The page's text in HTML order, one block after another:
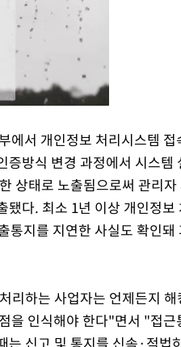
Mute
에서 개인정보 처리시스템 접
방식 변경 과정에서 시스템
상태로 노출됨으로써 관리
다. 최소 1년 이상 개인정보
지를 지연한 사실도 확인돼
리하는 사업자는 언제든지
을 인식해야 한다"면서 "접근
신고 및 통지를 신속·적법